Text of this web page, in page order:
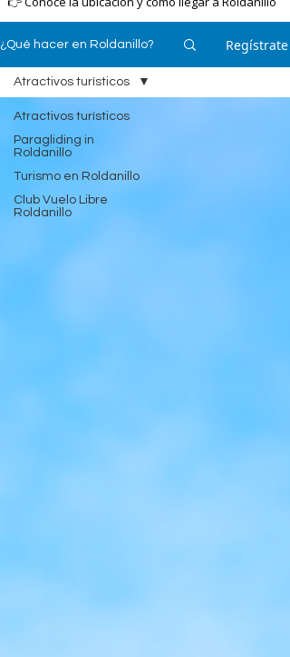
¿Qué hacer en Roldanillo? Regístrate
Atractivos turísticos
Paragliding in
Roldanillo
Turismo en Roldanillo
Club Vuelo Libre
Roldanillo
Atractivos turísticos